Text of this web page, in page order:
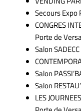
Secours Expo
CONGRES
Porte de
Salon
Salon
Salon
LES